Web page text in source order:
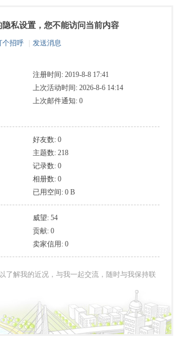
私设置，您不能访问当前内容
个招呼
发送消息
注册时间: 2019-8-8 17:41
上次活动时间: 2026-8-6 14:14
上次邮件通知: 0
好友数: 0
主题数: 218
记录数: 0
相册数: 0
已用空间: 0 B
威望: 54
贡献: 0
卖家信用: 0
了解我的近况，与我一起交流，随时与我保持联